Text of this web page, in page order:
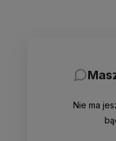
Nie ma